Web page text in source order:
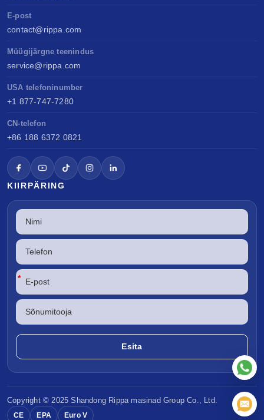
E-post
contact@rippa.com
Müügijärgne teenindus
service@rippa.com
USA telefoninumber
+1 877-747-7280
CN-telefon
+86 188 6372 0821
KIIRPÄRING
*
Copyright © 2025 Shandong Rippa masinad Group Co., Ltd.
CE EPA Euro V